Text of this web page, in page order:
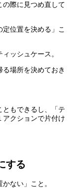
の際に見つめ直して
位置を決める」こ
ッシュケース。
場所を決めておき
ともできるし、「テ
アクションで片付け
する
ない」こと。